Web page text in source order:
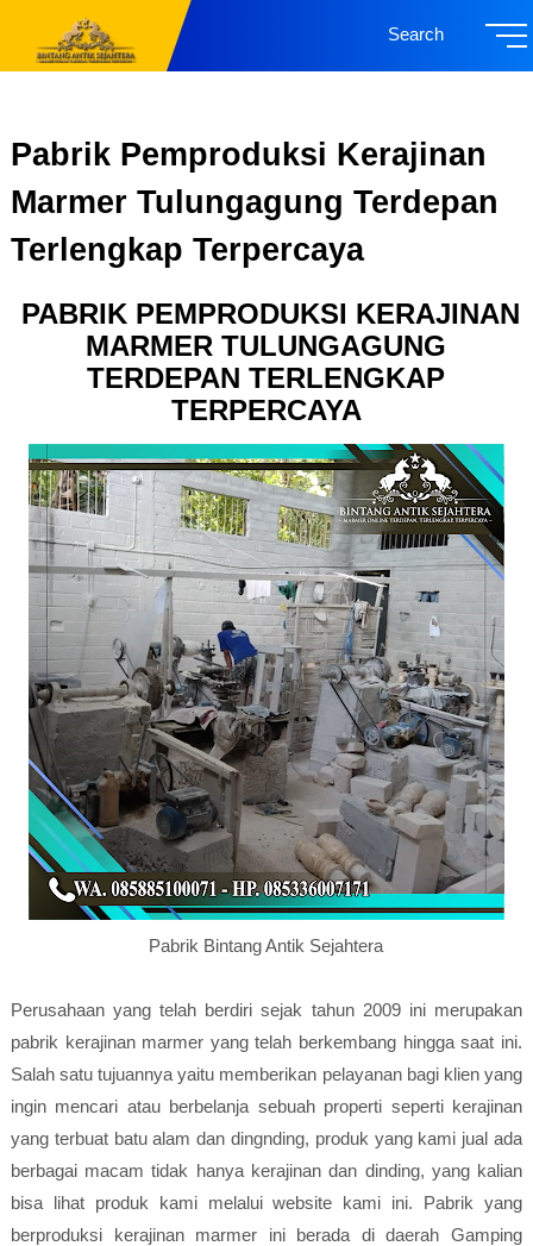
Search
Pabrik Pemproduksi Kerajinan
Marmer Tulungagung Terdepan
Terlengkap Terpercaya
PABRIK PEMPRODUKSI KERAJINAN
MARMER TULUNGAGUNG
TERDEPAN TERLENGKAP
TERPERCAYA
Pabrik Bintang Antik Sejahtera
Perusahaan yang telah berdiri sejak tahun 2009 ini merupakan
pabrik kerajinan marmer yang telah berkembang hingga saat ini.
Salah satu tujuannya yaitu memberikan pelayanan bagi klien yang
ingin mencari atau berbelanja sebuah properti seperti kerajinan
yang terbuat batu alam dan dingnding, produk yang kami jual ada
berbagai macam tidak hanya kerajinan dan dinding, yang kalian
bisa lihat produk kami melalui website kami ini. Pabrik yang
berproduksi kerajinan marmer ini berada di daerah Gamping